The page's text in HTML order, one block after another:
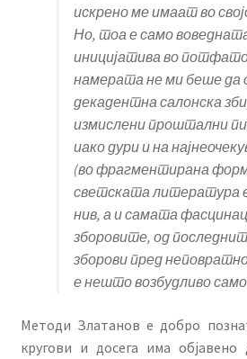
искрено ме имаат во
Но, тоа е само
иницијатива во
намерата не ми беше да
декадентна салонска
измислени проштални
иако дури и на
(во фрагментирана
светската литература
нив, а и самата
зборовите, од
зборови пред
е нешто возбудливо само
Методи Златанов е добро
кругови и досега има објавено